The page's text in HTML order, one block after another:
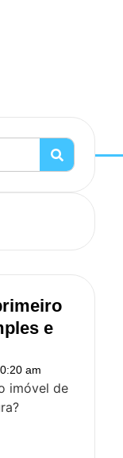
e
am